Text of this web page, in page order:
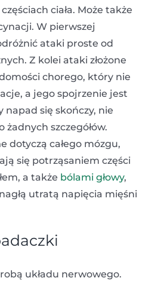
ciała. Może także
W pierwszej
ataki proste od
Z kolei ataki złożone
chorego, który nie
a jego spojrzenie jest
napad się skończy, nie
żadnych szczegółów.
dotyczą całego mózgu,
się potrząsaniem części
a także bólami głowy,
utratą napięcia mięśni
układu nerwowego.